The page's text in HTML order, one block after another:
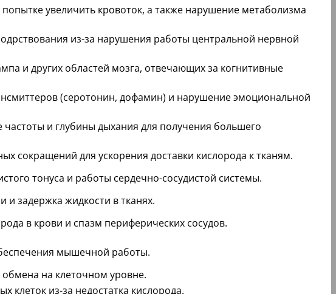
увеличить кровоток, а также нарушение метаболизма
из-за нарушения работы центральной нервной
и других областей мозга, отвечающих за когнитивные
(серотонин, дофамин) и нарушение эмоциональной
и глубины дыхания для получения большего
сокращений для ускорения доставки кислорода к тканям.
тонуса и работы сердечно-сосудистой системы.
задержка жидкости в тканях.
в крови и спазм периферических сосудов.
мышечной работы.
на клеточном уровне.
из-за недостатка кислорода.